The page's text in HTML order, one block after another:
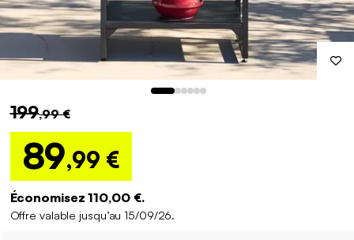
199,99 €
89,99 €
Économisez 110,00 €.
Offre valable jusqu’au 15/09/26.